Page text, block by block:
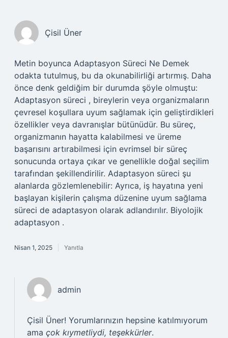
Çisil Üner
Metin boyunca Adaptasyon Süreci Ne Demek
odakta tutulmuş, bu da okunabilirliği artırmış. Daha
önce denk geldiğim bir durumda şöyle olmuştu:
Adaptasyon süreci , bireylerin veya organizmaların
çevresel koşullara uyum sağlamak için geliştirdikleri
özellikler veya davranışlar bütünüdür. Bu süreç,
organizmanın hayatta kalabilmesi ve üreme
başarısını artırabilmesi için evrimsel bir süreç
sonucunda ortaya çıkar ve genellikle doğal seçilim
tarafından şekillendirilir. Adaptasyon süreci şu
alanlarda gözlemlenebilir: Ayrıca, iş hayatına yeni
başlayan kişilerin çalışma düzenine uyum sağlama
süreci de adaptasyon olarak adlandırılır. Biyolojik
adaptasyon .
Nisan 1, 2025 Yanıtla
admin
Çisil Üner! Yorumlarınızın hepsine katılmıyorum
ama çok kıymetliydi, teşekkürler.